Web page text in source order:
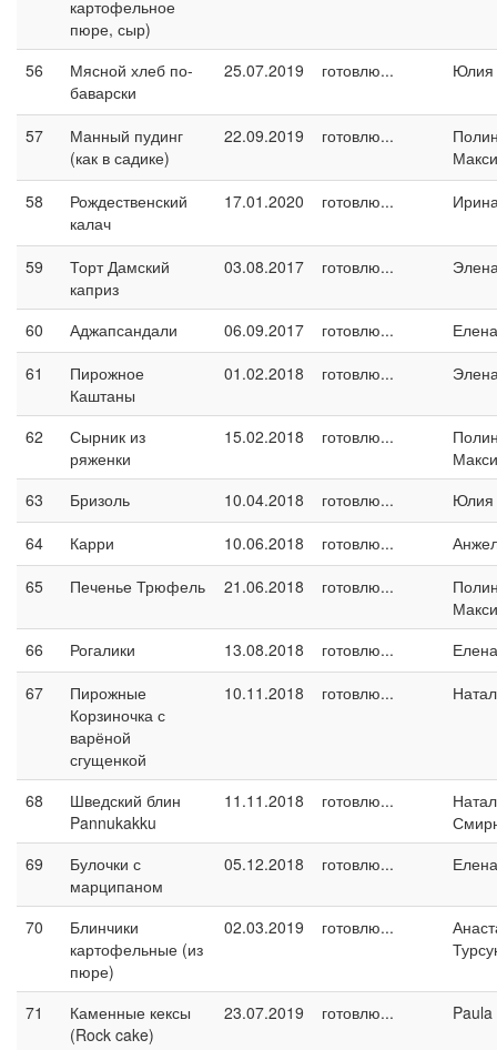
картофельное
пюре, сыр)
56
Мясной хлеб по-
баварски
25.07.2019 готовлю... Юлия
57
Манный пудинг
(как в садике)
22.09.2019 готовлю...
58
Рождественский
калач
17.01.2020 готовлю...
59
Торт Дамский
каприз
03.08.2017 готовлю...
60 Аджапсандали 06.09.2017 готовлю...
Елена
61
Пирожное
Каштаны
01.02.2018 готовлю...
62
Сырник из
ряженки
15.02.2018 готовлю...
63
Бризоль 10.04.2018 готовлю...
Юлия
64
Карри 10.06.2018 готовлю...
65
Печенье Трюфель 21.06.2018 готовлю...
66
Рогалики 13.08.2018 готовлю...
67
Пирожные
Корзиночка с
варёной
сгущенкой
10.11.2018 готовлю...
68
Шведский блин
Pannukakku
11.11.2018 готовлю...
69
Булочки с
марципаном
05.12.2018 готовлю...
70
Блинчики
картофельные (из
пюре)
02.03.2019 готовлю...
71
Каменные кексы
(Rock cake)
23.07.2019 готовлю... Paula